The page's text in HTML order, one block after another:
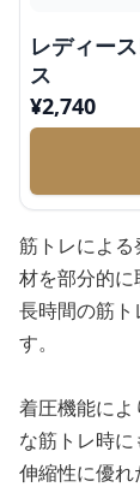
レディー
ス
¥2,740
筋トレによ
材を部分的に
長時間の筋ト
す。
着圧機能に
な筋トレ時に
伸縮性に優